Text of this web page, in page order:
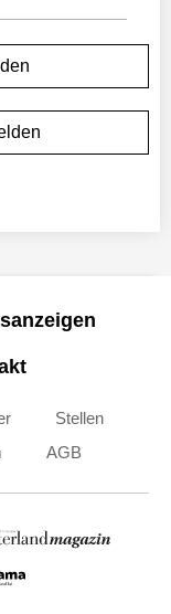
Stellen
AGB